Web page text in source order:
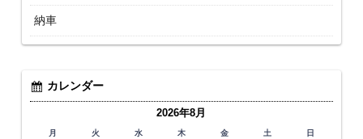
納車
カレンダー
2026年8月
月 火 水 木 金 土 日